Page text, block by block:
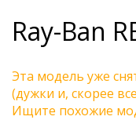
Ray-Ban
Эта модель уже
(дужки и, скорее
Ищите похожие